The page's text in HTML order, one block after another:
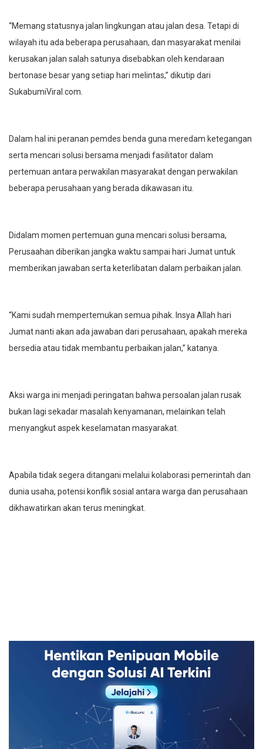
“Memang statusnya jalan lingkungan atau jalan desa. Tetapi di
wilayah itu ada beberapa perusahaan, dan masyarakat menilai
kerusakan jalan salah satunya disebabkan oleh kendaraan
bertonase besar yang setiap hari melintas,” dikutip dari
SukabumiViral.com.
Dalam hal ini peranan pemdes benda guna meredam ketegangan
serta mencari solusi bersama menjadi fasilitator dalam
pertemuan antara perwakilan masyarakat dengan perwakilan
beberapa perusahaan yang berada dikawasan itu.
Didalam momen pertemuan guna mencari solusi bersama,
Perusaahan diberikan jangka waktu sampai hari Jumat untuk
memberikan jawaban serta keterlibatan dalam perbaikan jalan.
“Kami sudah mempertemukan semua pihak. Insya Allah hari
Jumat nanti akan ada jawaban dari perusahaan, apakah mereka
bersedia atau tidak membantu perbaikan jalan,” katanya.
Aksi warga ini menjadi peringatan bahwa persoalan jalan rusak
bukan lagi sekadar masalah kenyamanan, melainkan telah
menyangkut aspek keselamatan masyarakat.
Apabila tidak segera ditangani melalui kolaborasi pemerintah dan
dunia usaha, potensi konflik sosial antara warga dan perusahaan
dikhawatirkan akan terus meningkat.